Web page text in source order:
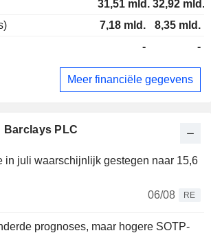
Barclays PLC
in juli waarschijnlijk gestegen naar 15,6
06/08
RE
prognoses, maar hogere SOTP-
31,51 mld. 32,92 mld.
7,18 mld.
8,35 mld.
- -
Meer financiële gegevens